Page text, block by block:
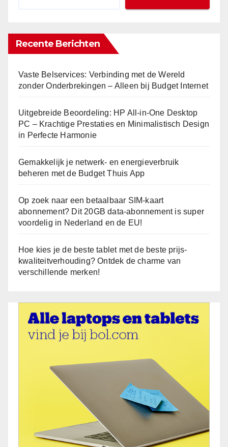
Recente Berichten
Vaste Belservices: Verbinding met de Wereld
zonder Onderbrekingen – Alleen bij Budget Internet
Uitgebreide Beoordeling: HP All-in-One Desktop
PC – Krachtige Prestaties en Minimalistisch Design
in Perfecte Harmonie
Gemakkelijk je netwerk- en energieverbruik
beheren met de Budget Thuis App
Op zoek naar een betaalbaar SIM-kaart
abonnement? Dit 20GB data-abonnement is super
voordelig in Nederland en de EU!
Hoe kies je de beste tablet met de beste prijs-
kwaliteitverhouding? Ontdek de charme van
verschillende merken!